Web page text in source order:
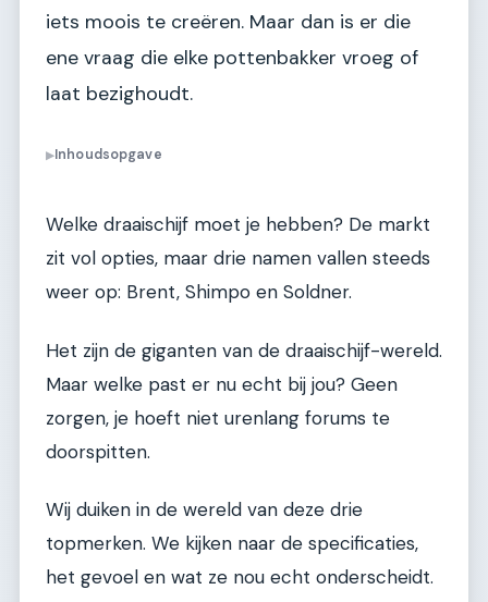
iets moois te creëren. Maar dan is er die
ene vraag die elke pottenbakker vroeg of
laat bezighoudt.
▶Inhoudsopgave
Welke draaischijf moet je hebben? De markt
zit vol opties, maar drie namen vallen steeds
weer op: Brent, Shimpo en Soldner.
Het zijn de giganten van de draaischijf-wereld.
Maar welke past er nu echt bij jou? Geen
zorgen, je hoeft niet urenlang forums te
doorspitten.
Wij duiken in de wereld van deze drie
topmerken. We kijken naar de specificaties,
het gevoel en wat ze nou echt onderscheidt.